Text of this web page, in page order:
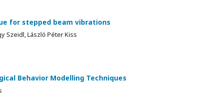
for stepped beam vibrations
Szeidl, László Péter Kiss
Behavior Modelling Techniques